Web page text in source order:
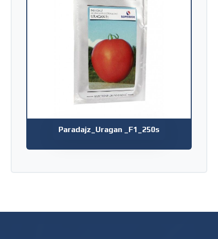
Paradajz_Uragan _F1_250s